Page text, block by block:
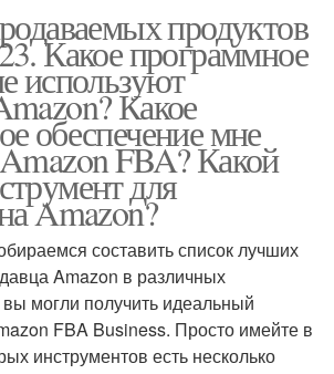
продуктов
Какое программное
используют
Какое
обеспечение мне
FBA? Какой
для
Amazon?
составить список лучших
Amazon в различных
вы могли получить идеальный
FBA Business. Просто имейте в
инструментов есть несколько